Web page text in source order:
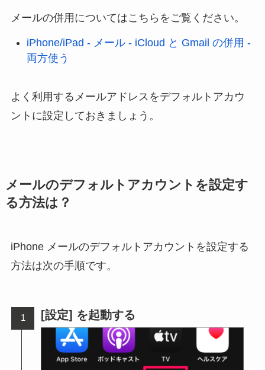
メールの併用についてはこちらをご覧ください。
iPhone/iPad - メール - iCloud と Gmail の併用 -
両方使う
よく利用するメールアドレスをデフォルトアカウ
ントに設定しておきましょう。
メールのデフォルトアカウントを設定す
る方法は？
iPhone メールのデフォルトアカウントを設定する
方法は次の手順です。
[設定] を起動する